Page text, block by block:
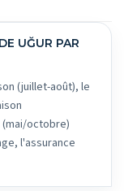
(juillet-août), le
(mai/octobre)
l'assurance